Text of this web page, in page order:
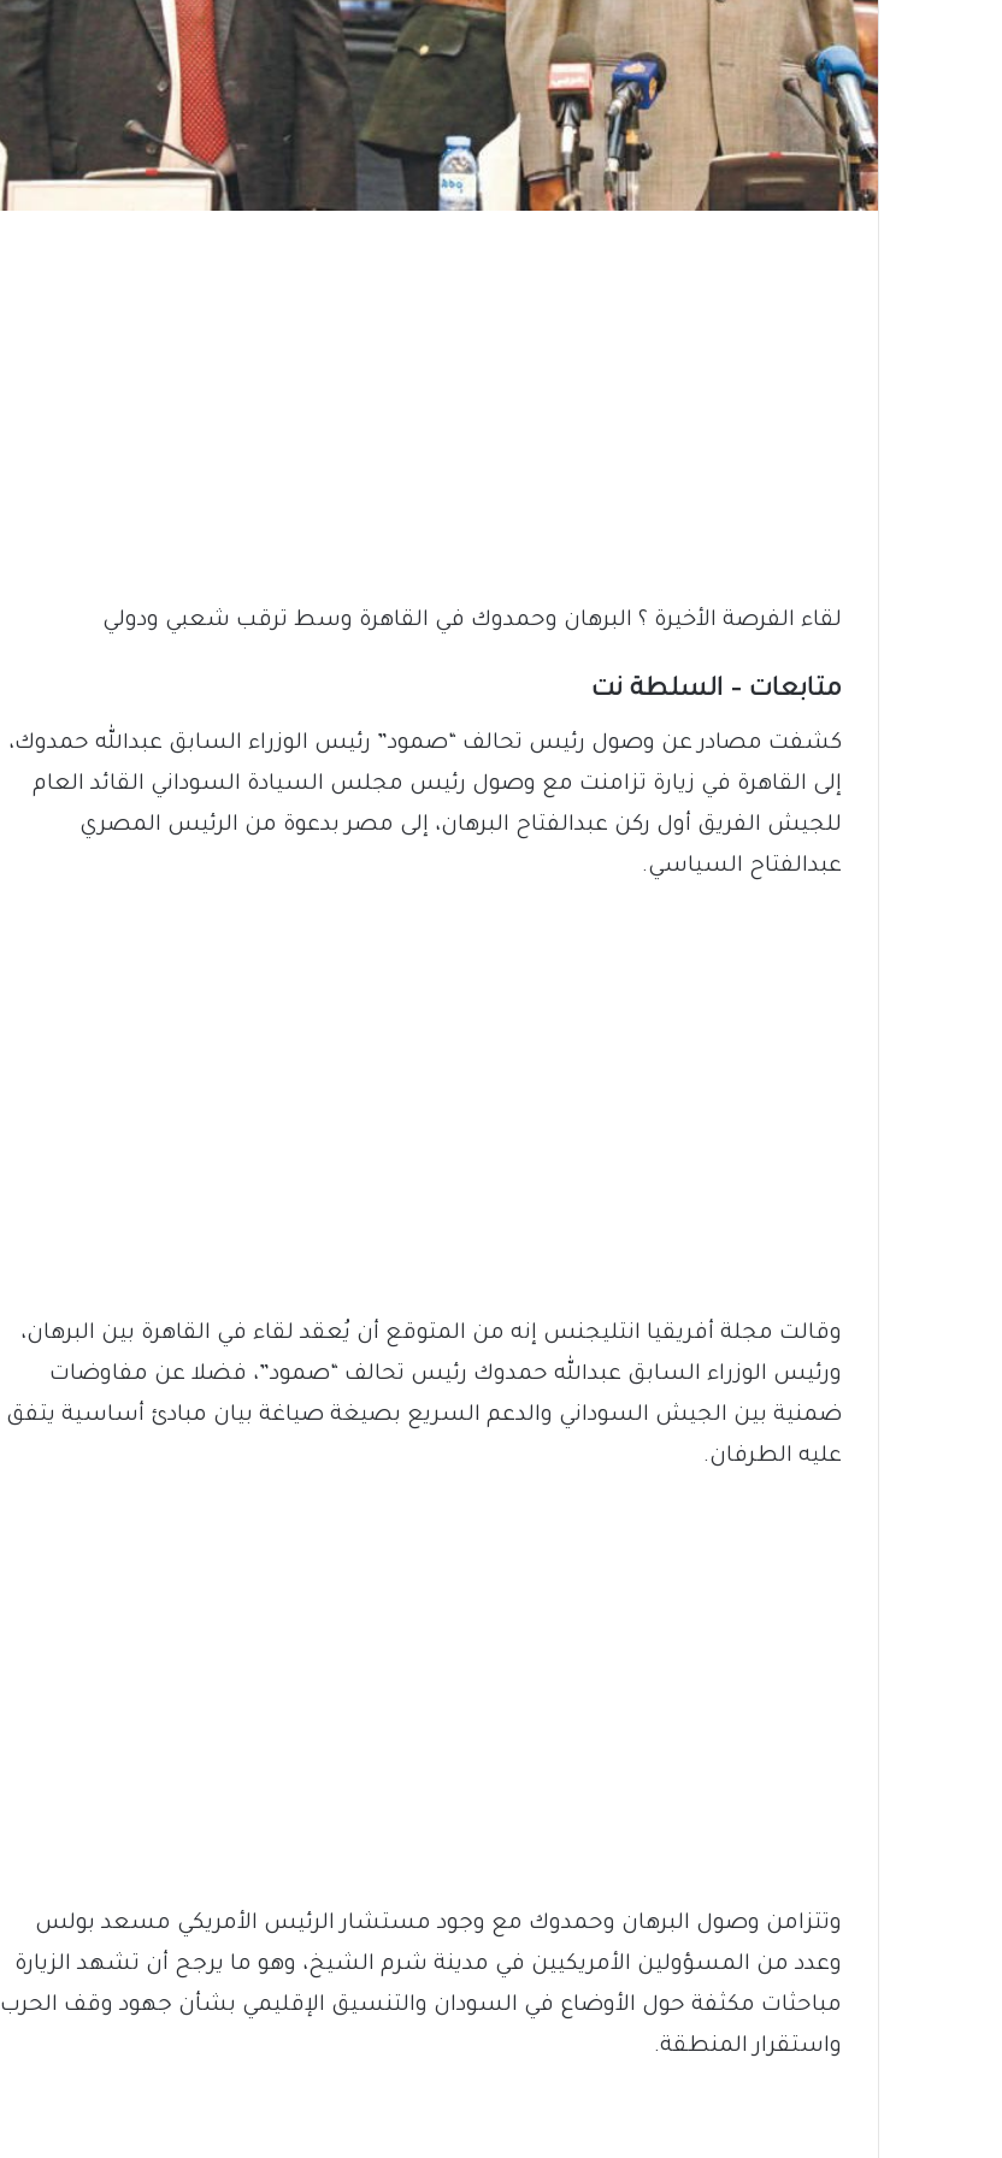
لقاء الفرصة الأخيرة ؟ البرهان وحمدوك في القاهرة وسط ترقب شعبي ودولي
متابعات – السلطة نت
كشفت مصادر عن وصول رئيس تحالف “صمود” رئيس الوزراء السابق عبدالله حمدوك،
إلى القاهرة في زيارة تزامنت مع وصول رئيس مجلس السيادة السوداني القائد العام
للجيش الفريق أول ركن عبدالفتاح البرهان، إلى مصر بدعوة من الرئيس المصري
عبدالفتاح السياسي.
وقالت مجلة أفريقيا انتليجنس إنه من المتوقع أن يُعقد لقاء في القاهرة بين البرهان،
ورئيس الوزراء السابق عبدالله حمدوك رئيس تحالف “صمود”، فضلا عن مفاوضات
ضمنية بين الجيش السوداني والدعم السريع بصيغة صياغة بيان مبادئ أساسية يتفق
عليه الطرفان.
وتتزامن وصول البرهان وحمدوك مع وجود مستشار الرئيس الأمريكي مسعد بولس
وعدد من المسؤولين الأمريكيين في مدينة شرم الشيخ، وهو ما يرجح أن تشهد الزيارة
مباحثات مكثفة حول الأوضاع في السودان والتنسيق الإقليمي بشأن جهود وقف الحرب
واستقرار المنطقة.